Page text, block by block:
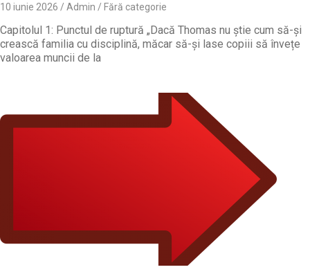
10 iunie 2026 Admin Fără categorie
Capitolul 1: Punctul de ruptură „Dacă Thomas nu știe cum să-și
crească familia cu disciplină, măcar să-și lase copiii să învețe
valoarea muncii de la